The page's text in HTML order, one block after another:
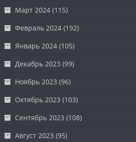
Март 2024 (115)
Февраль 2024 (192)
Январь 2024 (105)
Декабрь 2023 (99)
Ноябрь 2023 (96)
Октябрь 2023 (103)
Сентябрь 2023 (108)
Август 2023 (95)